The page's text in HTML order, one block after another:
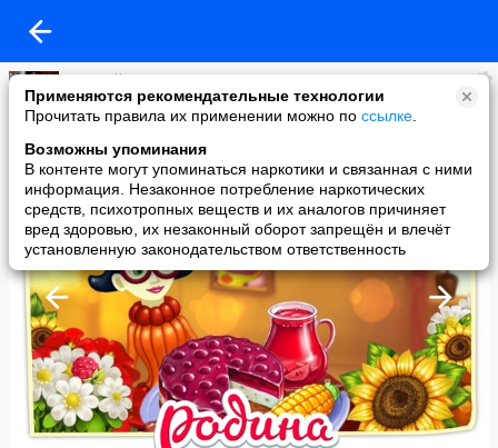
Применяются рекомендательные технологии
Прочитать правила их применении можно по ссылке
Возможны упоминания
В контенте могут упоминаться наркотики и связанная с ними
информация. Незаконное потребление наркотических
средств, психотропных веществ и их аналогов причиняет
вред здоровью, их незаконный оборот запрещён и влечёт
установленную законодательством ответственность
алексей кондратьев
added a photo
17 May в 18:21